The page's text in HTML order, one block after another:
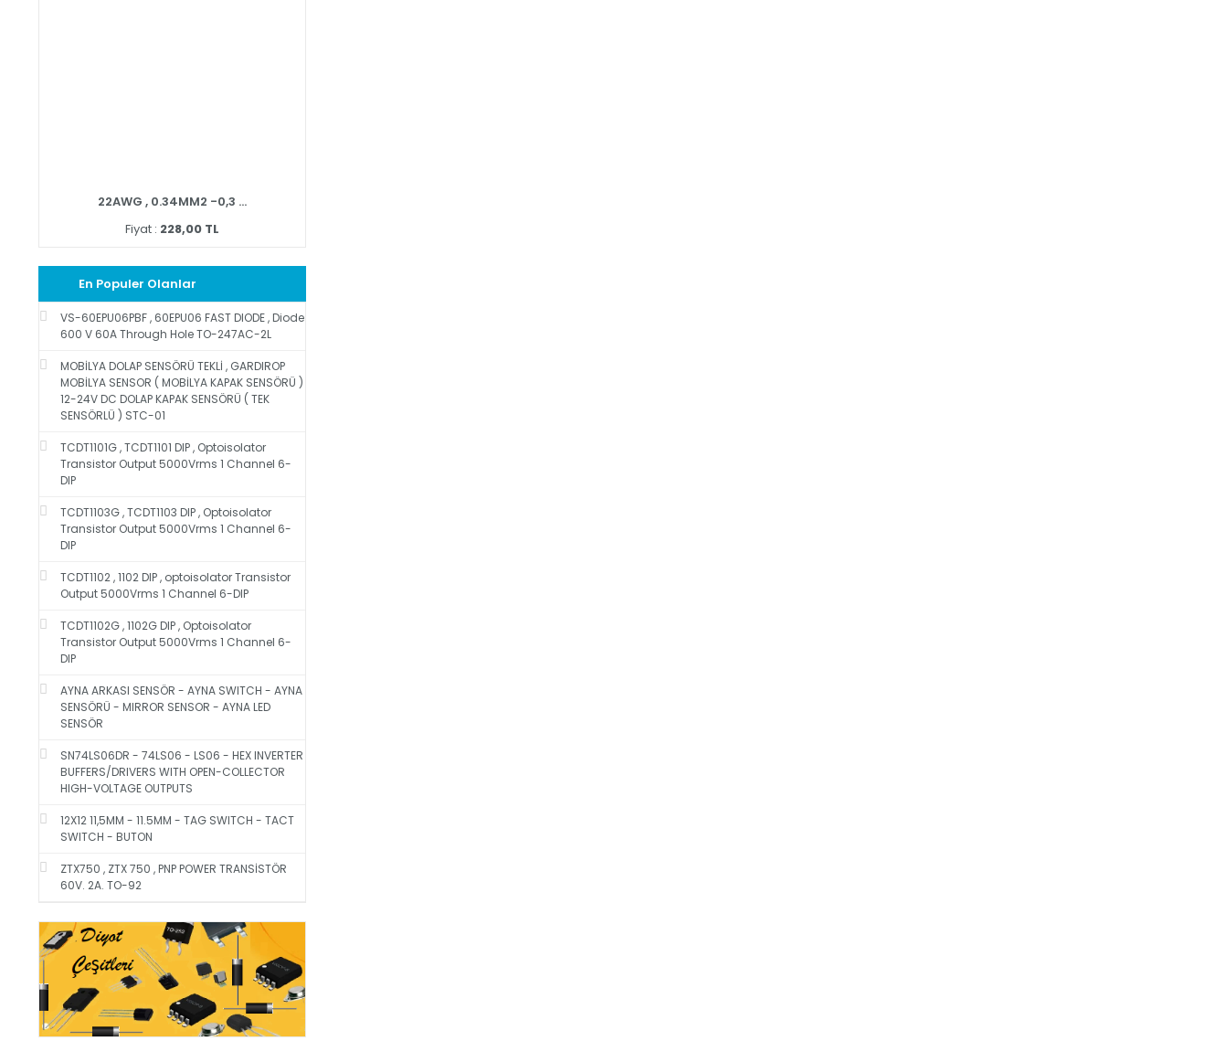
22AWG , 0.34MM2 -0,3 ...
Fiyat : 228,00 TL
En Populer Olanlar
VS-60EPU06PBF , 60EPU06 FAST DIODE , Diode
600 V 60A Through Hole TO-247AC-2L
MOBİLYA DOLAP SENSÖRÜ TEKLİ , GARDIROP
MOBİLYA SENSOR ( MOBİLYA KAPAK SENSÖRÜ )
12-24V DC DOLAP KAPAK SENSÖRÜ ( TEK
SENSÖRLÜ ) STC-01
TCDT1101G , TCDT1101 DIP , Optoisolator
Transistor Output 5000Vrms 1 Channel 6-
DIP
TCDT1103G , TCDT1103 DIP , Optoisolator
Transistor Output 5000Vrms 1 Channel 6-
DIP
TCDT1102 , 1102 DIP , optoisolator Transistor
Output 5000Vrms 1 Channel 6-DIP
TCDT1102G , 1102G DIP , Optoisolator
Transistor Output 5000Vrms 1 Channel 6-
DIP
AYNA ARKASI SENSÖR - AYNA SWITCH - AYNA
SENSÖRÜ - MIRROR SENSOR - AYNA LED
SENSÖR
SN74LS06DR - 74LS06 - LS06 - HEX INVERTER
BUFFERS/DRIVERS WITH OPEN-COLLECTOR
HIGH-VOLTAGE OUTPUTS
12X12 11,5MM - 11.5MM - TAG SWITCH - TACT
SWITCH - BUTON
ZTX750 , ZTX 750 , PNP POWER TRANSİSTÖR
60V. 2A. TO-92